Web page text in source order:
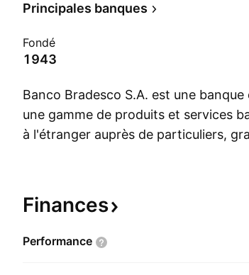
Principales banques
Fondé
1943
Banco Bradesco S.A. est une
une gamme de produits et services
à l'étranger auprès de particuliers,
capitalisation; les Régimes de
financier se compose d'institutions
qui sont responsables de la gestion
Finances
Performance